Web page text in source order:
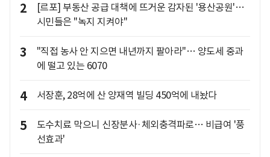
2
[르포] 부동산 공급 대책에 뜨거운 감자된 '용산공원'…
시민들은 "녹지 지켜야"
3
"직접 농사 안 지으면 내년까지 팔아라"… 양도세 중과
에 떨고 있는 6070
4 서장훈, 28억에 산 양재역 빌딩 450억에 내놨다
5
도수치료 막으니 신장분사·체외충격파로… 비급여 '풍
선효과'